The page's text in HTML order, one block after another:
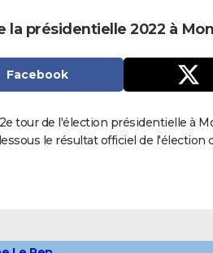
la présidentielle 2022 à
Facebook
tour de l'élection présidentielle à
le résultat officiel de